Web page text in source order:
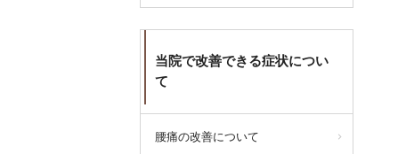
当院で改善できる症状につい
て
腰痛の改善について